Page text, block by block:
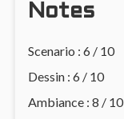
Notes
Scenario : 6 / 10
Dessin : 6 / 10
Ambiance : 8 / 10